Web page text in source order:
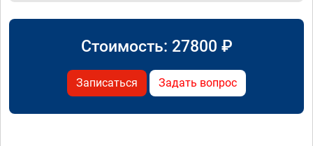
Стоимость: 27800 ₽
Записаться Задать вопрос